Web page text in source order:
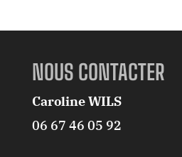
NOUS CONTACTER
Caroline WILS
06 67 46 05 92